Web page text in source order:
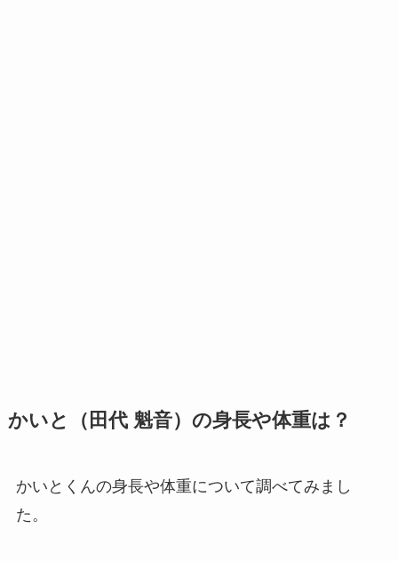
かいと（田代 魁音）の身長や体重は？
かいとくんの身長や体重について調べてみまし
た。